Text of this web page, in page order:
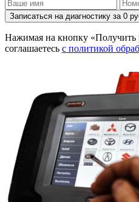
Записаться на диагностику за 0
Нажимая на кнопку «Получить
соглашаетесь с политикой